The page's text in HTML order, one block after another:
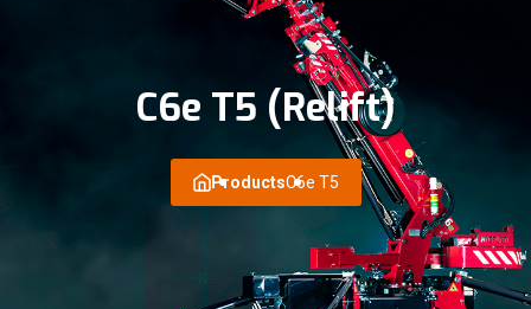
C6e T5 (Relift)
ProductsC6e T5